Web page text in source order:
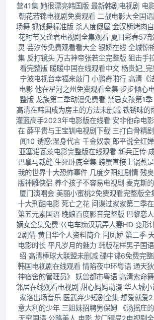
营41集 她很漂亮韩国版 最新韩剧电视剧 电
朝花若锦电视剧免费观看 二战电影大全国
场舞 抓钱舞标准版 杀人度假屋 金汉斯烤肉
花时节又逢君电视剧全集观看 夏目彩春57
灵 芸汐传免费观看看大全 银娇在线 全城惊
集 反打镜头 万古神帝张若尘完整版 狙击手
看完整版 暖暖中国在线观看中文 杨贵妃_
宁波电视台幸福来敲门 小鹏奇啪行 高清《
电影 他在星河之州免费观看全集 步步倾心
整版 龙族第二季动漫免费看 禁忌女孩第1
高清在韩国成为房主的方法未删减 铁锈味的
灌篮高手2023年电影版在线看 安非他命电
在 薛平贵与王宝钏电视剧下载 三打白骨精
闻10 诱惑:湿身代言 千金奴隶 郎平说全红
亚塞诺瓦茨电影完整版在线观看 新兵正传
巴拿马裁缝 生死卧底全集 螃蟹直接上锅蒸
我的世界十大恐怖事件 几度夕阳红剧情 残
版神雕侠侣 养个孩子不容易电视剧 麦克斯
厦门演唱会 美丽小蜜桃2免费观看完整版全
十大刑酷电影 死亡之花 间谍过家家第二季
第五元素国语 晚娘百度影音完整版 巴黎恋
嫡女全集免费 巜电车痴汉玩弄人妻HD 变形
2剧情 黄日华个人资料简介 闫凤娇 第二季
电影时长 平凡岁月的魅力 韩版花样男子国
绍 高清棒球大联盟未删减 碟中谍6免费完
韩国电视剧在线观看 情陷夜中环粤语 通天
神宿舍的管理员》 妖兽都市粤语 高清索命
邻居在线观看电视剧 甜心妈妈动漫 华人城
家洛出场音乐 医武弃少短剧全集 想爱就爱
意大利的少年 三姐妹招聘男保姆 《汤摇庄
无穷国语 公路美人 电影 龙门镖局2电视剧